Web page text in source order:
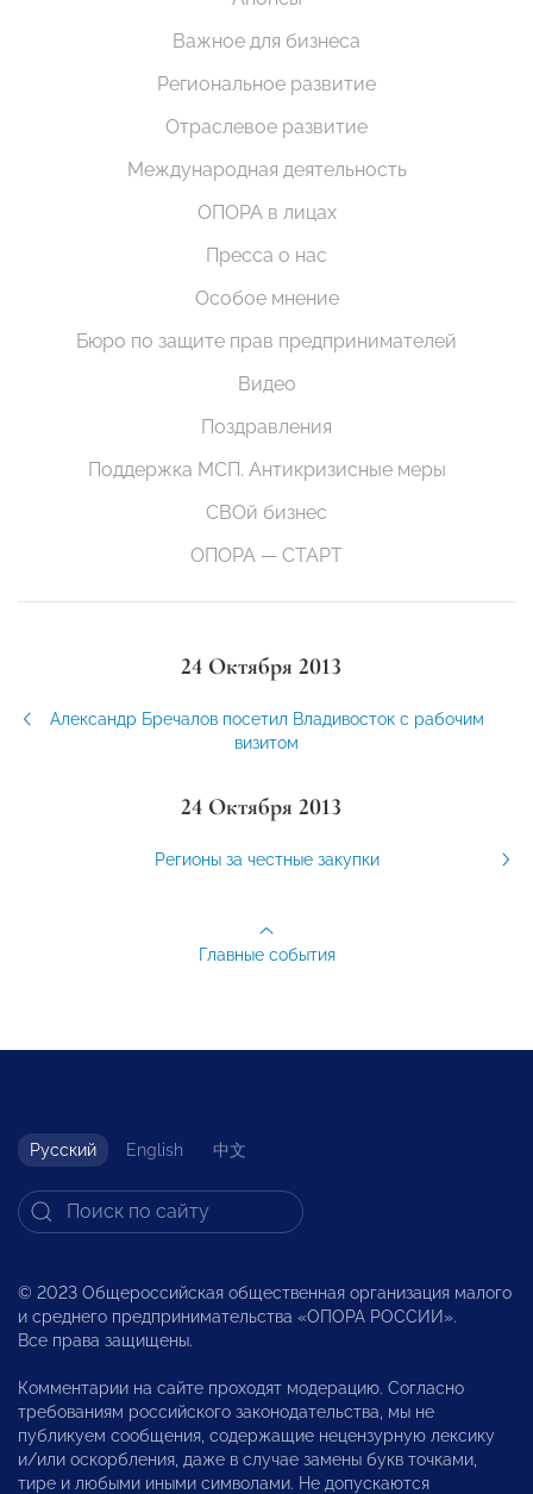
Важное для бизнеса
Региональное развитие
Отраслевое развитие
Международная деятельность
ОПОРА в лицах
Пресса о нас
Особое мнение
Бюро по защите прав предпринимателей
Видео
Поздравления
Поддержка МСП. Антикризисные меры
СВОй бизнес
ОПОРА — СТАРТ
24 Октября 2013
Александр Бречалов посетил Владивосток с рабочим
визитом
24 Октября 2013
Регионы за честные закупки
Главные события
Русский English 中文
© 2023 Общероссийская общественная организация малого
и среднего предпринимательства «ОПОРА РОССИИ».
Все права защищены.
Комментарии на сайте проходят модерацию. Согласно
требованиям российского законодательства, мы не
публикуем сообщения, содержащие нецензурную лексику
и/или оскорбления, даже в случае замены букв точками,
тире и любыми иными символами. Не допускаются